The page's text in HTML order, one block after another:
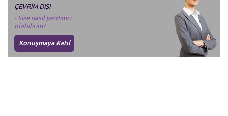
ÇEVRİM DIŞI
- Size nasıl yardımcı
olabilirim?
Konuşmaya Katıl